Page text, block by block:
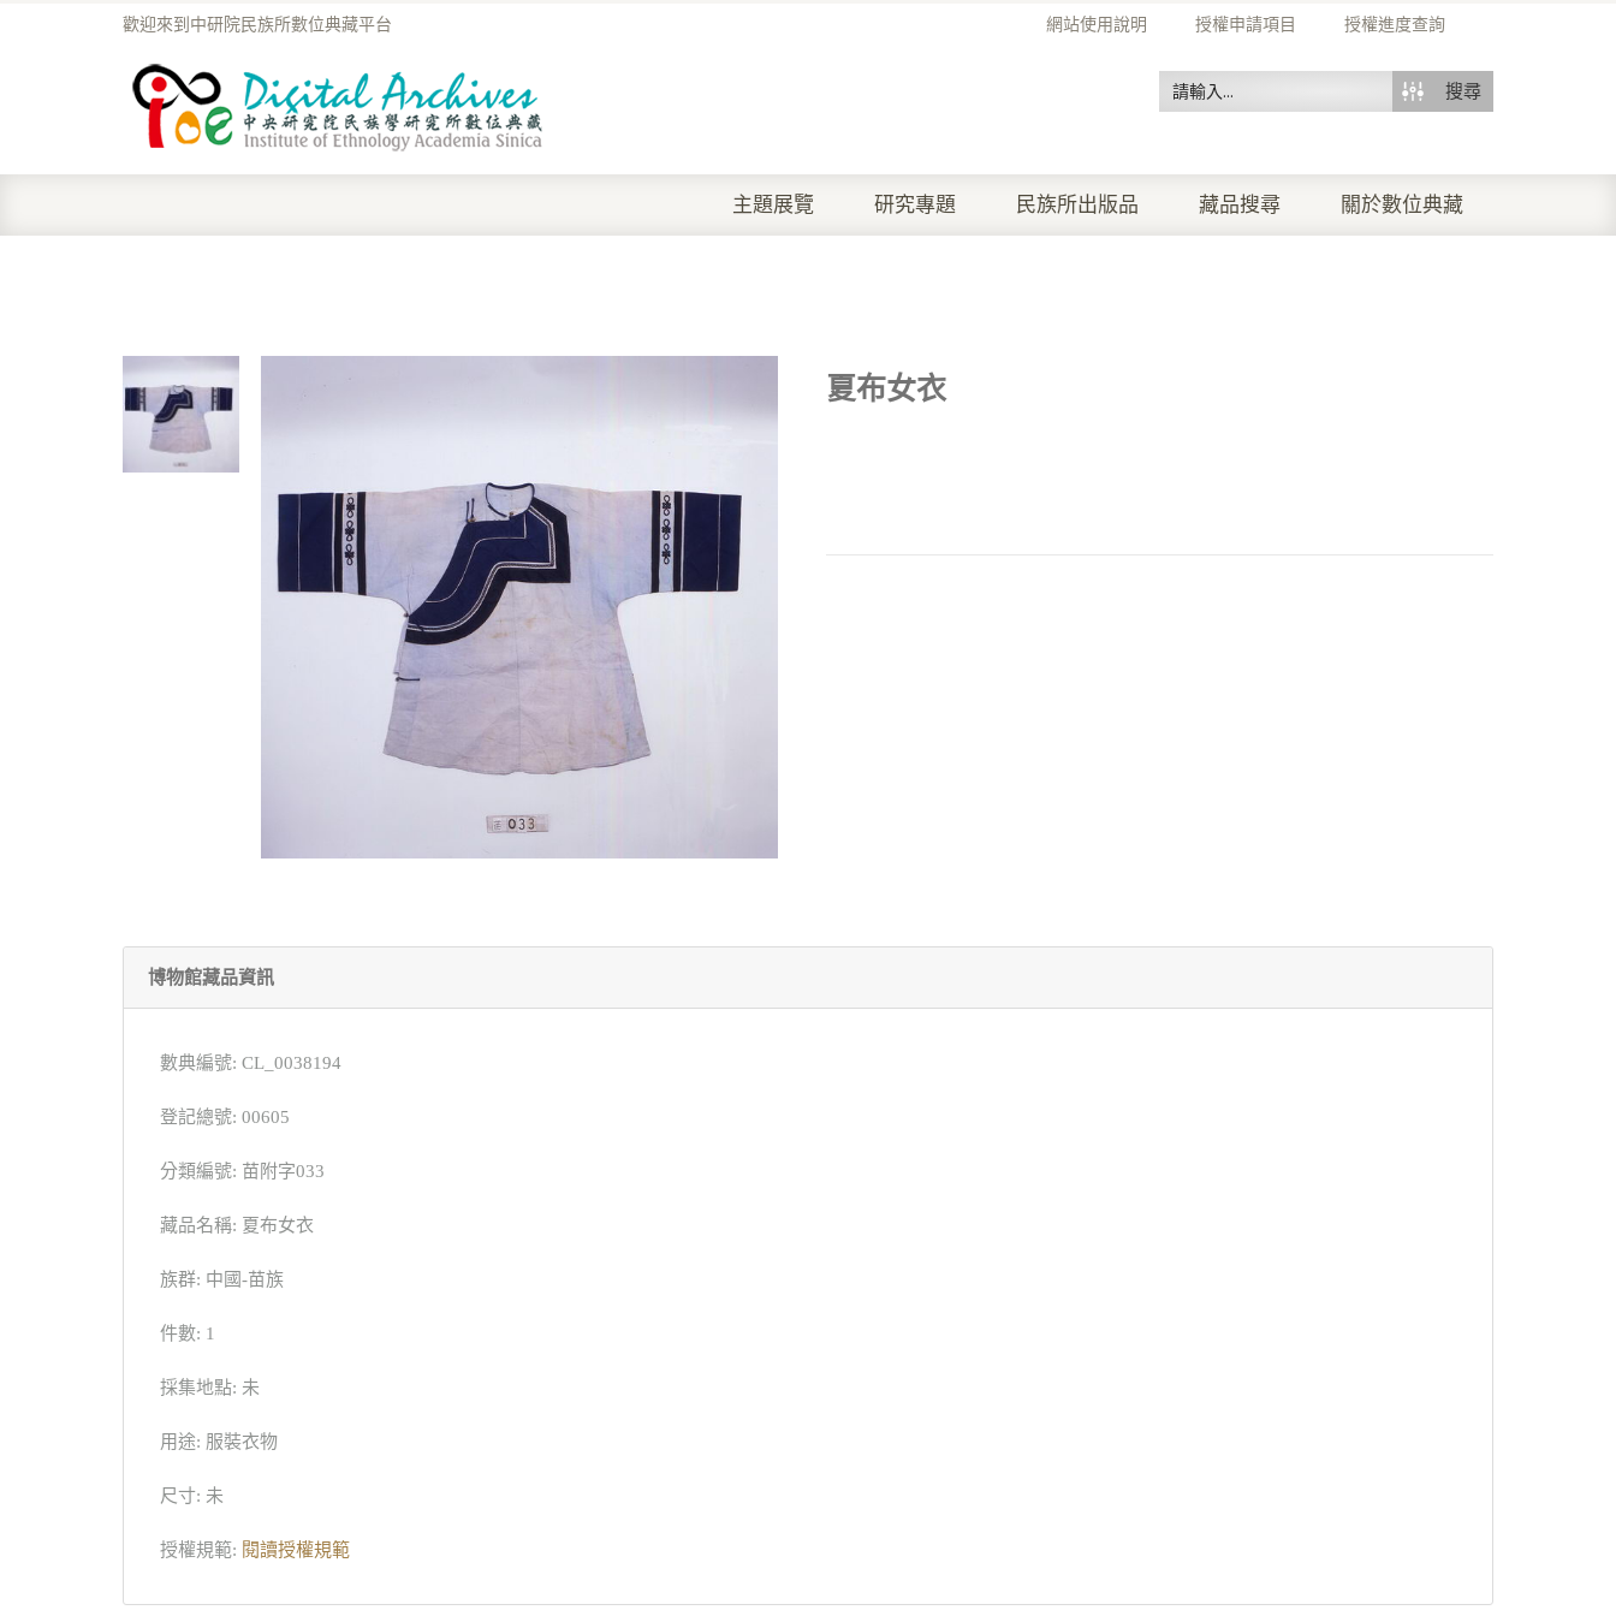
網站使用說明 授權申請項目 授權進度查詢
歡迎來到中研院民族所數位典藏平台
搜尋
主題展覽 研究專題 民族所出版品 藏品搜尋 關於數位典藏
夏布女衣
博物館藏品資訊
數典編號: CL_0038194
登記總號: 00605
分類編號: 苗附字033
藏品名稱: 夏布女衣
族群: 中國-苗族
件數: 1
採集地點: 未
用途: 服裝衣物
尺寸: 未
授權規範: 閱讀授權規範